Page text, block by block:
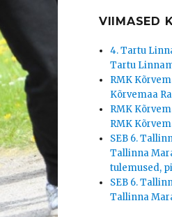
VIIMASED
4. Tartu
Tartu
RMK
Kõrvemaa
RMK
RMK
SEB 6.
Tallinna
tulemused,
SEB 6.
Tallinna